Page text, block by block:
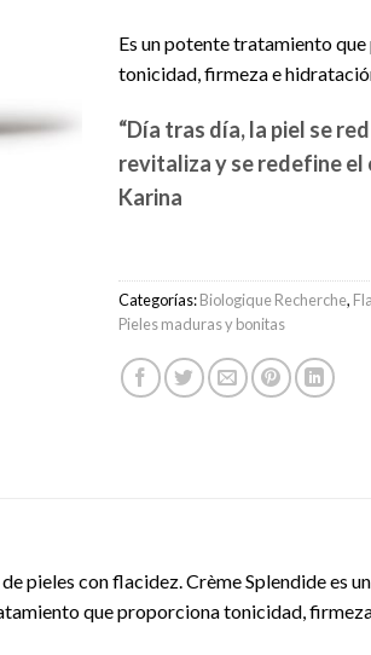
Es un potente tratamiento
tonicidad, firmeza e
“Día tras día, la piel se
revitaliza y se redefine el
Karina
Categorías:Biologique Recherche,
Pieles maduras y bonitas
pieles con flacidez. Crème Splendide es
que proporciona tonicidad,